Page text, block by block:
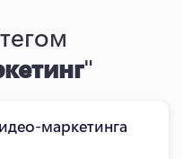
"
маркетинга